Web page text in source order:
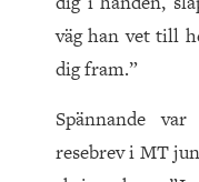
väg han vet till
dig fram.”
Spännande
resebrev i MT